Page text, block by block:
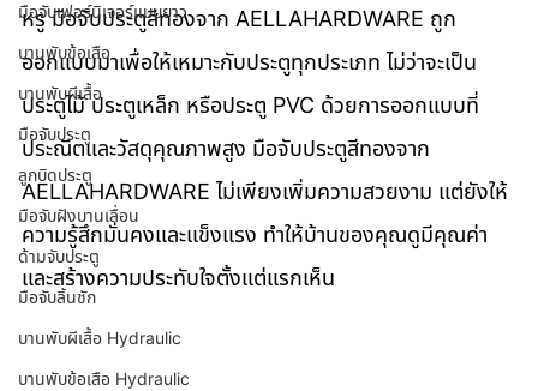
มือจับเฟอร์นิเจอร์แบบยาว
บานพับข้อเสือ
บานพับผีเสื้อ
มือจับประตู
ลูกบิดประตู
มือจับฝังบานเลื่อน
ด้ามจับประตู
มือจับลิ้นชัก
บานพับผีเสื้อ Hydraulic
บานพับข้อเสือ Hydraulic
หรู มือจับประตูสีทองจาก AELLAHARDWARE ถูก
ออกแบบมาเพื่อให้เหมาะกับประตูทุกประเภท ไม่ว่าจะเป็น
ประตูไม้ ประตูเหล็ก หรือประตู PVC ด้วยการออกแบบที่
ประณีตและวัสดุคุณภาพสูง มือจับประตูสีทองจาก
AELLAHARDWARE ไม่เพียงเพิ่มความสวยงาม แต่ยังให้
ความรู้สึกมั่นคงและแข็งแรง ทำให้บ้านของคุณดูมีคุณค่า
และสร้างความประทับใจตั้งแต่แรกเห็น